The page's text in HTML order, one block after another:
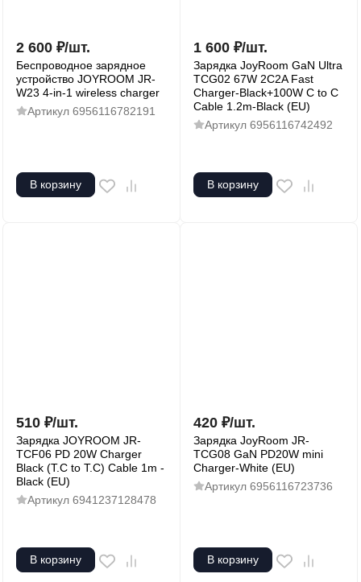
2 600 ₽/шт.
Беспроводное зарядное
устройство JOYROOM JR-
W23 4-in-1 wireless charger
Артикул 6956116782191
В корзину
1 600 ₽/шт.
Зарядка JoyRoom GaN Ultra
TCG02 67W 2C2A Fast
Charger-Black+100W C to C
Cable 1.2m-Black (EU)
Артикул 6956116742492
В корзину
510 ₽/шт.
Зарядка JOYROOM JR-
TCF06 PD 20W Charger
Black (T.C to T.C) Cable 1m -
Black (EU)
Артикул 6941237128478
В корзину
420 ₽/шт.
Зарядка JoyRoom JR-
TCG08 GaN PD20W mini
Charger-White (EU)
Артикул 6956116723736
В корзину